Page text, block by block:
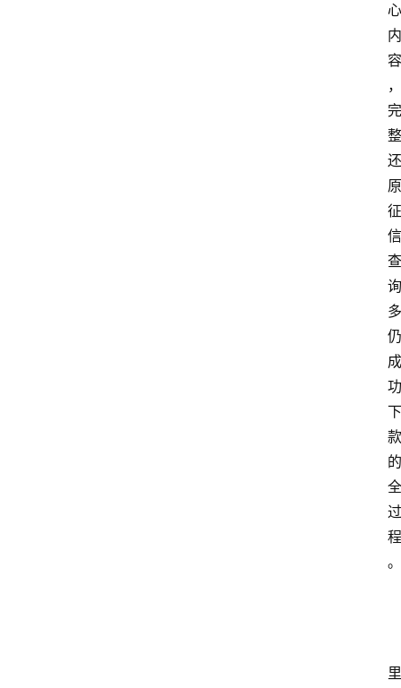
心
内
容
，
完
整
还
原
征
信
查
询
多
仍
成
功
下
款
的
全
过
程
。
里